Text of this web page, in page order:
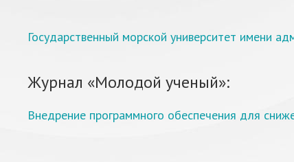
Государственный морской университет имени
Журнал «Молодой ученый»:
Внедрение программного обеспечения для